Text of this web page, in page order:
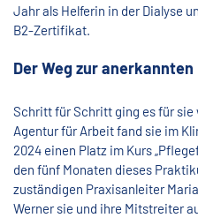
Jahr als Helferin in der Dialyse
B2-Zertifikat.
Der Weg zur
Schritt für Schritt ging es für
Agentur für Arbeit fand sie im
2024 einen Platz im Kurs
den fünf Monaten dieses
zuständigen Praxisanleiter
Werner sie und ihre Mitstreiter